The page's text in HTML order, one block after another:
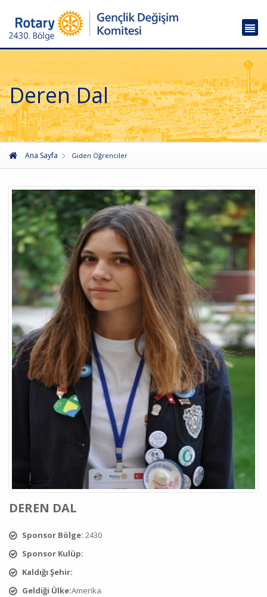
Deren Dal
Ana Sayfa Giden Öğrenciler
DEREN DAL
Sponsor Bölge: 2430
Sponsor Kulüp:
Kaldığı Şehir:
Geldiği Ülke:Amerika